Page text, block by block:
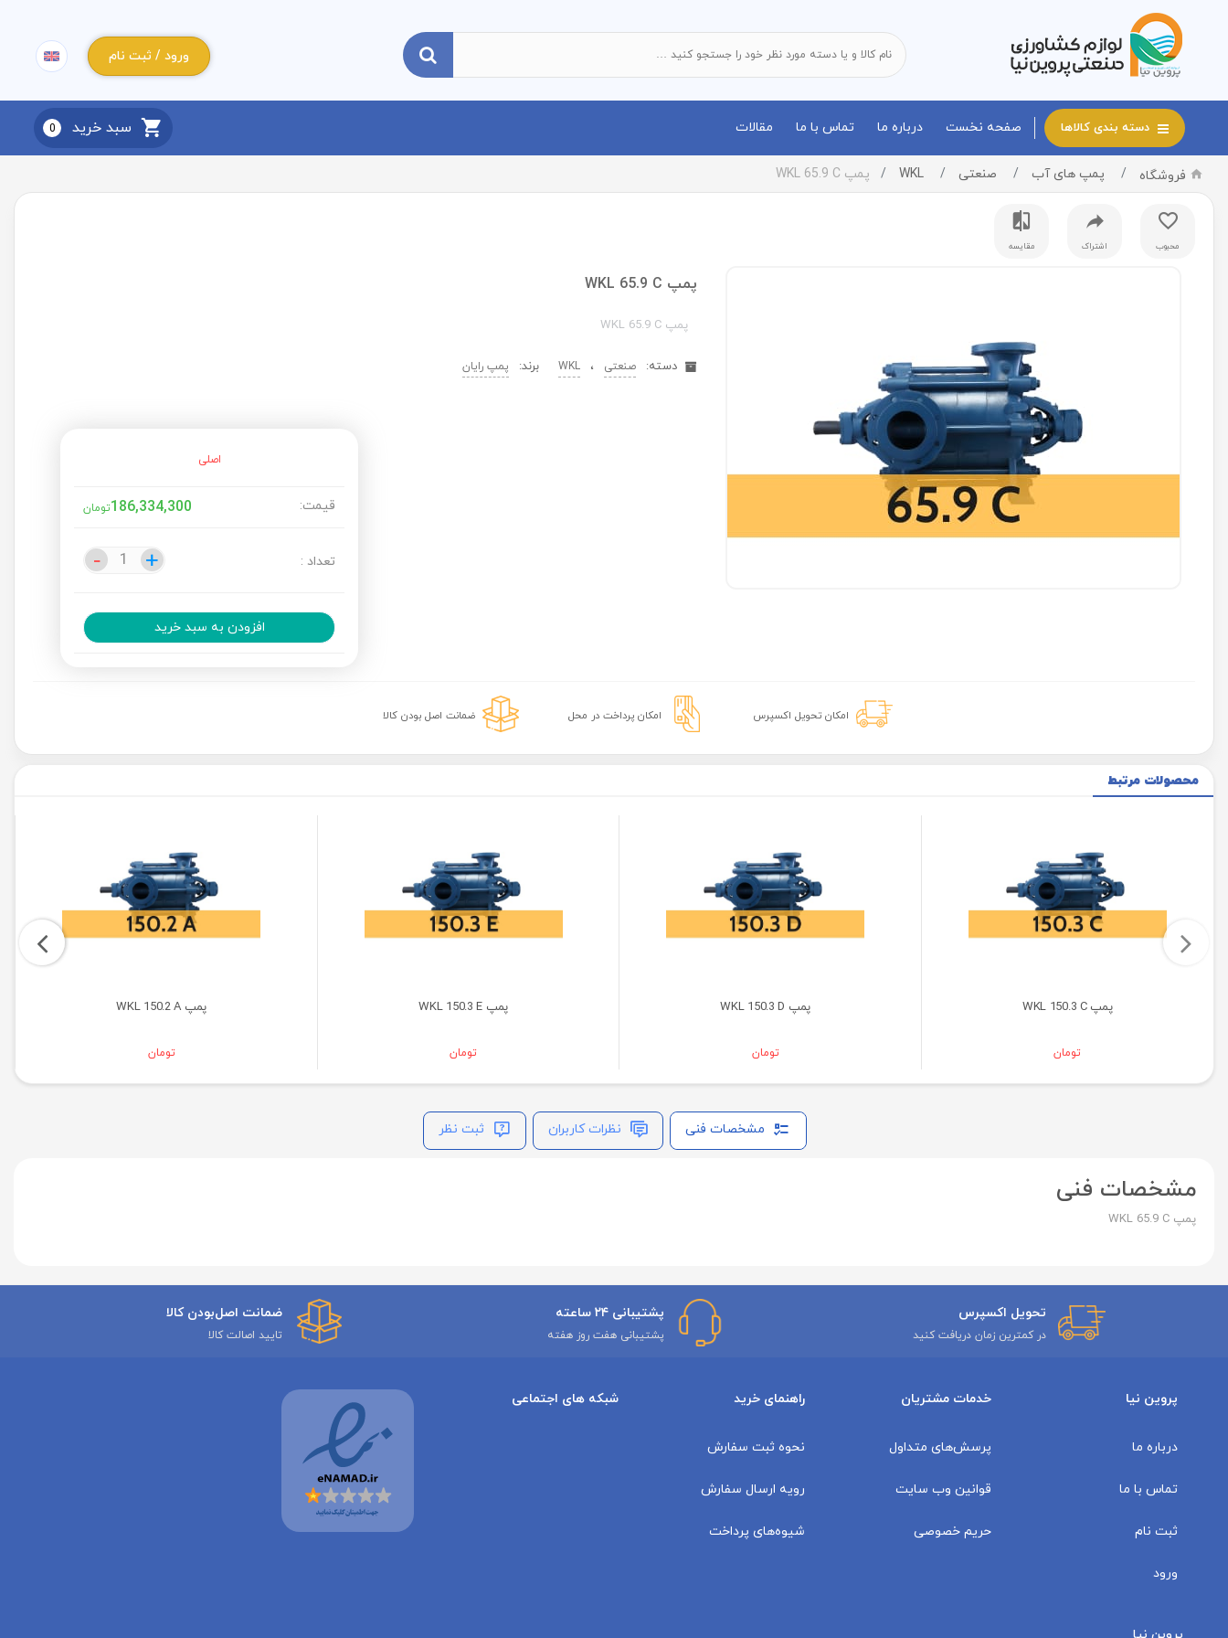
ورود / ثبت نام
دسته بندی کالاها صفحه نخست درباره ما تماس با ما مقالات سبد خرید 0
فروشگاه پمپ های آب صنعتی WKL پمپ WKL 65.9 C
محبوب اشتراک مقایسه
پمپ WKL 65.9 C
پمپ WKL 65.9 C
دسته: صنعتی ، WKL برند: پمپ رایان
اصلی
قیمت: 186,334,300تومان
تعداد : +
- +
-
افزودن به سبد خرید
امکان تحویل اکسپرس امکان پرداخت در محل ضمانت اصل بودن کالا
محصولات مرتبط
پمپ WKL 150.3 C
تومان
پمپ WKL 150.3 D
تومان
پمپ WKL 150.3 E
تومان
پمپ WKL 150.2 A
تومان
مشخصات فنی نظرات کاربران ثبت نظر
مشخصات فنی
پمپ WKL 65.9 C
تحویل اکسپرس
در کمترین زمان دریافت کنید
پشتیبانی ۲۴ ساعته
پشتیبانی هفت روز هفته
ضمانت اصل‌بودن کالا
تایید اصالت کالا
پروین نیا
درباره ما
تماس با ما
ثبت نام
ورود
خدمات مشتریان
پرسش‌های متداول
قوانین وب سایت
حریم خصوصی
راهنمای خرید
نحوه ثبت سفارش
رویه ارسال سفارش
شیوه‌های پرداخت
شبکه های اجتماعی